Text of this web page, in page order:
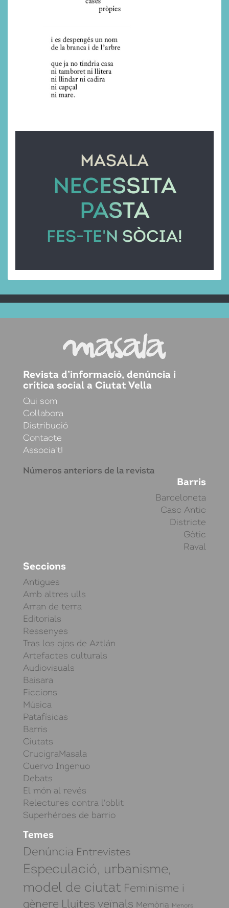
MASALA
NECESSITA
PASTA
FES-TE'N SÒCIA!
Revista d’informació, denúncia i
crítica social a Ciutat Vella
Qui som
Col·labora
Distribució
Contacte
Associa’t!
Números anteriors de la revista
Barris
Barceloneta
Casc Antic
Districte
Gòtic
Raval
Seccions
Antigues
Amb altres ulls
Arran de terra
Editorials
Ressenyes
Tras los ojos de Aztlán
Artefactes culturals
Audiovisuals
Baisara
Ficcions
Música
Patafísicas
Barris
Ciutats
CrucigraMasala
Cuervo Ingenuo
Debats
El món al revés
Relectures contra l'oblit
Superhéroes de barrio
Temes
Denúncia Entrevistes
Especulació, urbanisme,
model de ciutat Feminisme i
gènere Lluites veïnals Memòria Menors